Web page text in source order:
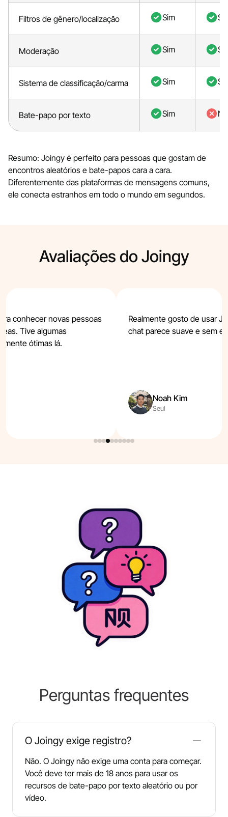
Filtros de gênero/localização Sim
Moderação Sim
Sistema de classificação/carma Sim
Bate-papo por texto Sim
Resumo: Joingy é perfeito para pessoas que gostam de
encontros aleatórios e bate-papos cara a cara.
Diferentemente das plataformas de mensagens comuns,
ele conecta estranhos em todo o mundo em segundos.
Avaliações do Joingy
conhecer novas pessoas
Tive algumas
ótimas lá.
Realmente gosto de usar
chat parece suave e sem
Noah Kim
Seul
Perguntas frequentes
O Joingy exige registro?
Não. O Joingy não exige uma conta para começar.
Você deve ter mais de 18 anos para usar os
recursos de bate-papo por texto aleatório ou por
vídeo.